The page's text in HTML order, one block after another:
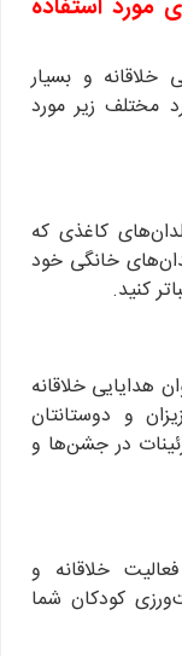
مورد استفاده
و بسیار
مختلف زیر مورد
کاغذی که
خانگی خود
کنید.
هدایایی خلاقانه
و دوستانتان
در جشن‌ها و
خلاقانه و
کودکان شما